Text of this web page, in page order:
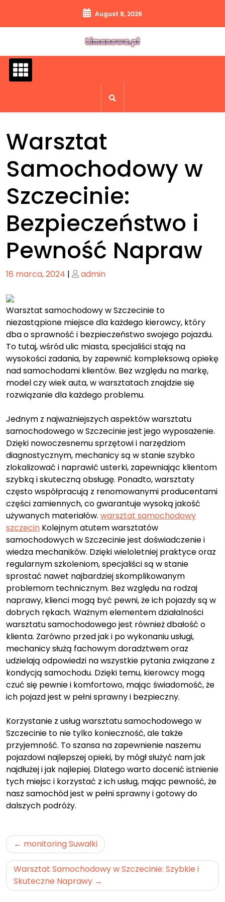
content
August 8, 2026
Warsztat
Samochodowy w
Szczecinie:
Bezpieczeństwo i
Pewność Napraw
Posted
16 marca, 2024 | Posted
admin
Warsztat samochodowy w Szczecinie to
niezastąpione miejsce dla każdego kierowcy, który
dba o sprawność i bezpieczeństwo swojego pojazdu.
To tutaj, wśród ulic miasta, specjaliści stają na
wysokości zadania, by zapewnić kompleksową opiekę
nad samochodami klientów. Bez względu na markę,
model czy wiek auta, w warsztatach znajdzie się
rozwiązanie dla każdego problemu.
Jednym z najważniejszych aspektów warsztatu
samochodowego w Szczecinie jest jego wyposażenie.
Dzięki nowoczesnemu sprzętowi i narzędziom
diagnostycznym, mechanicy są w stanie szybko
zlokalizować i naprawić usterki, zapewniając klientom
szybką i skuteczną obsługę. Ponadto, warsztaty
często współpracują z renomowanymi producentami
części zamiennych, co gwarantuje wysoką jakość
używanych materiałów. warsztat samochodowy
szczecin Kolejnym atutem warsztatów
samochodowych w Szczecinie jest doświadczenie i
wiedza mechaników. Dzięki wieloletniej praktyce oraz
regularnym szkoleniom, specjaliści są w stanie
sprostać nawet najbardziej skomplikowanym
problemom technicznym. Bez względu na rodzaj
naprawy, klienci mogą być pewni, że ich pojazdy są w
dobrych rękach. Ważnym elementem działalności
warsztatu samochodowego jest również dbałość o
klienta. Zarówno przed jak i po wykonaniu usługi,
mechanicy służą fachowym doradztwem oraz
udzielają odpowiedzi na wszystkie pytania związane z
kondycją samochodu. Dzięki temu, kierowcy mogą
czuć się pewnie i komfortowo, mając świadomość, że
ich pojazd jest w pełni sprawny i bezpieczny.
Korzystanie z usług warsztatu samochodowego w
Szczecinie to nie tylko konieczność, ale także
przyjemność. To szansa na zapewnienie naszemu
pojazdowi najlepszej opieki, by mógł służyć nam jak
najdłużej i jak najlepiej. Dlatego warto docenić istnienie
tych miejsc i korzystać z ich usług, mając pewność, że
nasz samochód jest w pełni sprawny i gotowy do
dalszych podróży.
Nawigacja
wpisu
monitoring Suwałki
Warsztat Samochodowy w Szczecinie: Szybkie i
Skuteczne Naprawy